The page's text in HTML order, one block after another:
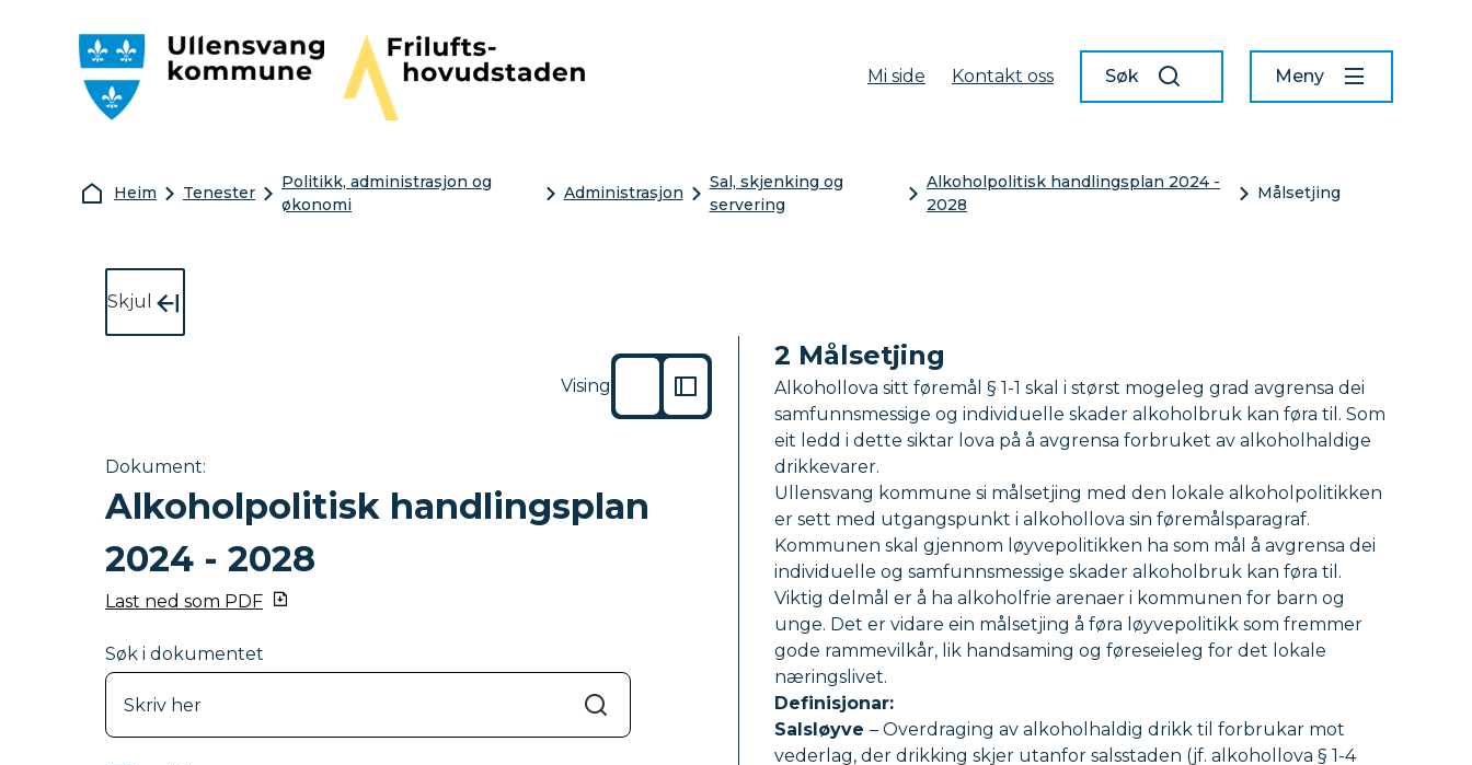
Mi side Kontakt oss Søk Meny
Du er her:
Heim Tenester
Politikk, administrasjon og
økonomi
Administrasjon
Sal, skjenking og
servering
Alkoholpolitisk handlingsplan 2024 -
2028
Målsetjing
Skjul
Vising
Dokument:
Alkoholpolitisk handlingsplan
2024 - 2028
Last ned som PDF
Søk i dokumentet
Søk
2 Målsetjing
Alkohollova sitt føremål § 1-1 skal i størst mogeleg grad avgrensa dei
samfunnsmessige og individuelle skader alkoholbruk kan føra til. Som
eit ledd i dette siktar lova på å avgrensa forbruket av alkoholhaldige
drikkevarer.
Ullensvang kommune si målsetjing med den lokale alkoholpolitikken
er sett med utgangspunkt i alkohollova sin føremålsparagraf.
Kommunen skal gjennom løyvepolitikken ha som mål å avgrensa dei
individuelle og samfunnsmessige skader alkoholbruk kan føra til.
Viktig delmål er å ha alkoholfrie arenaer i kommunen for barn og
unge. Det er vidare ein målsetjing å føra løyvepolitikk som fremmer
gode rammevilkår, lik handsaming og føreseieleg for det lokale
næringslivet.
Definisjonar:
Salsløyve – Overdraging av alkoholhaldig drikk til forbrukar mot
vederlag, der drikking skjer utanfor salsstaden (jf. alkohollova § 1-4